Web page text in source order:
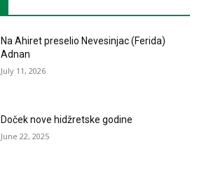
Na Ahiret preselio Nevesinjac (Ferida)
Adnan
July 11, 2026
Doček nove hidžretske godine
June 22, 2025